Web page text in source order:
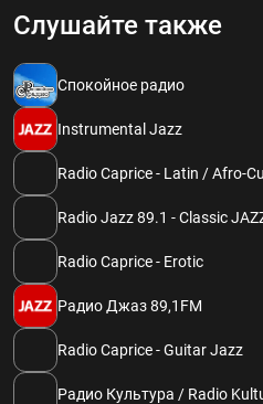
Слушайте также
Спокойное радио
Instrumental Jazz
Radio Caprice - Latin / Afro-
Radio Jazz 89.1 - Classic
Radio Caprice - Erotic
Радио Джаз 89,1FM
Radio Caprice - Guitar Jazz
Радио Культура / Radio